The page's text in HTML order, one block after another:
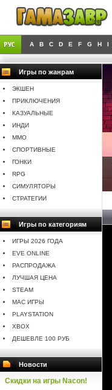
A B C D E F G H I
Игры по жанрам
ЭКШЕН
ПРИКЛЮЧЕНИЯ
КАЗУАЛЬНЫЕ
ИНДИ
MMO
СПОРТИВНЫЕ
ГОНКИ
RPG
СИМУЛЯТОРЫ
СТРАТЕГИИ
Игры по категориям
ИГРЫ 2026 ГОДА
EVE ONLINE
РАСПРОДАЖА
ЛУЧШАЯ ЦЕНА
STEAM
MAC ИГРЫ
PLAYSTATION
XBOX
ДЕШЕВЛЕ 100 РУБ
Новости
Скидки на игры Nacon!